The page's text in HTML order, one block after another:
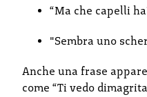
“Ma che capelli
"Sembra uno
Anche una frase
come “Ti vedo